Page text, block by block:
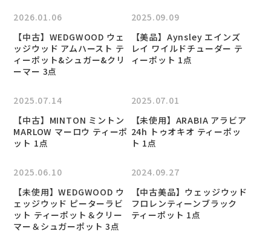
2026.01.06
【中古】WEDGWOOD ウェ
ッジウッド アムハースト テ
ィーポット&シュガー&クリ
ーマー 3点
2025.09.09
【美品】Aynsley エインズ
レイ ワイルドチューダー テ
ィーポット 1点
2025.07.14
【中古】MINTON ミントン
MARLOW マーロウ ティーポ
ット 1点
2025.07.01
【未使用】ARABIA アラビア
24h トゥオキオ ティーポッ
ト 1点
2025.06.10
【未使用】WEDGWOOD ウ
ェッジウッド ピーターラビ
ット ティーポット＆クリー
マー＆シュガーポット 3点
2024.09.27
【中古美品】ウェッジウッド
フロレンティーンブラック
ティーポット 1点